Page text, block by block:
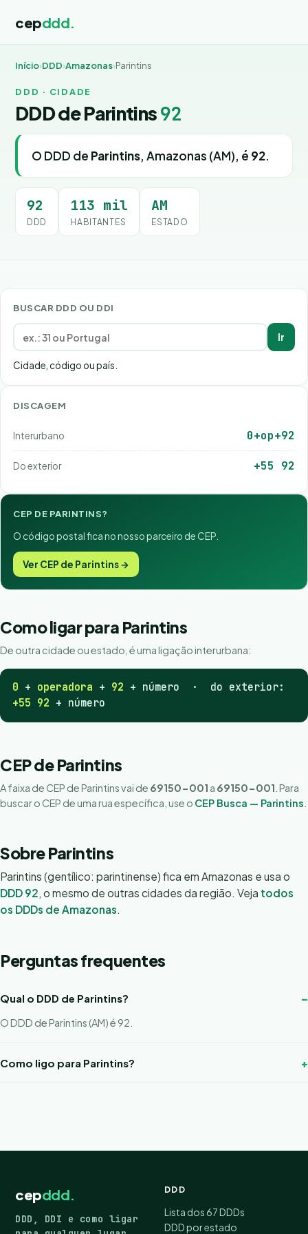
cepddd.
Início›DDD›Amazonas›Parintins
DDD · CIDADE
DDD de Parintins92
O DDD de Parintins, Amazonas (AM), é 92.
92
DDD
113 mil
HABITANTES
AM
ESTADO
BUSCAR DDD OU DDI
Ir
Cidade, código ou país.
DISCAGEM
Interurbano 0+op+92
Do exterior +55 92
CEP DE PARINTINS?
O código postal fica no nosso parceiro de CEP.
Ver CEP de Parintins →
Como ligar para Parintins
De outra cidade ou estado, é uma ligação interurbana:
0 + operadora + 92 + número · do exterior:
+55 92 + número
CEP de Parintins
A faixa de CEP de Parintins vai de 69150-001 a 69150-001 . Para
buscar o CEP de uma rua específica, use o CEP Busca — Parintins
Sobre Parintins
Parintins (gentílico: parintinense) fica em Amazonas e usa o
DDD 92, o mesmo de outras cidades da região. Veja todos
os DDDs de Amazonas.
Perguntas frequentes
Qual o DDD de Parintins?
O DDD de Parintins (AM) é 92.
Como ligo para Parintins?
cepddd.
DDD, DDI e como ligar
DDD
Lista dos 67 DDDs
DDD por estado